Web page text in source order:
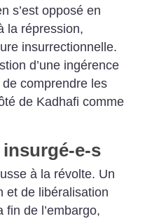
s’est opposé en
la répression,
insurrectionnelle.
d’une ingérence
comprendre les
de Kadhafi comme
e-s
à la révolte. Un
et de libéralisation
de l’embargo,